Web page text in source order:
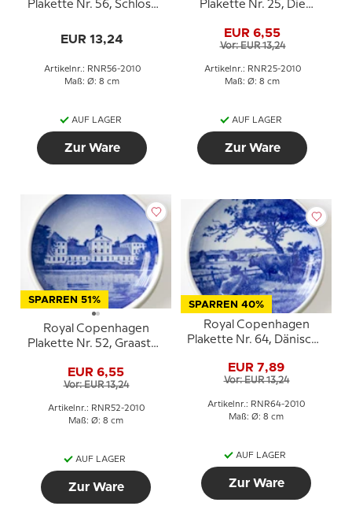
Plakette Nr. 56, Schloss
EUR 13,24
Artikelnr.: RNR56-2010
Maß: Ø: 8 cm
AUF LAGER
Zur Ware
Plakette Nr. 25, Die
EUR 6,55
Vor: EUR 13,24
Artikelnr.: RNR25-2010
Maß: Ø: 8 cm
AUF LAGER
Zur Ware
SPARREN 51%
Royal Copenhagen
Plakette Nr. 52, Graasten
EUR 6,55
Vor: EUR 13,24
Artikelnr.: RNR52-2010
Maß: Ø: 8 cm
AUF LAGER
Zur Ware
SPARREN 40%
Royal Copenhagen
Plakette Nr. 64, Dänische
EUR 7,89
Vor: EUR 13,24
Artikelnr.: RNR64-2010
Maß: Ø: 8 cm
AUF LAGER
Zur Ware